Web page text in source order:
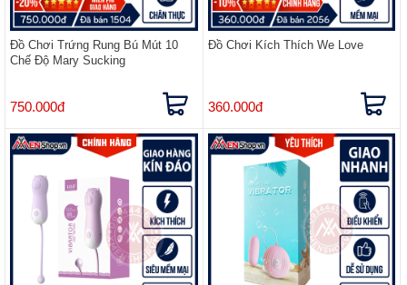
Đồ Chơi Trứng Rung Bú Mút 10
Chế Độ Mary Sucking
750.000đ
Đồ Chơi Kích Thích We Love
360.000đ